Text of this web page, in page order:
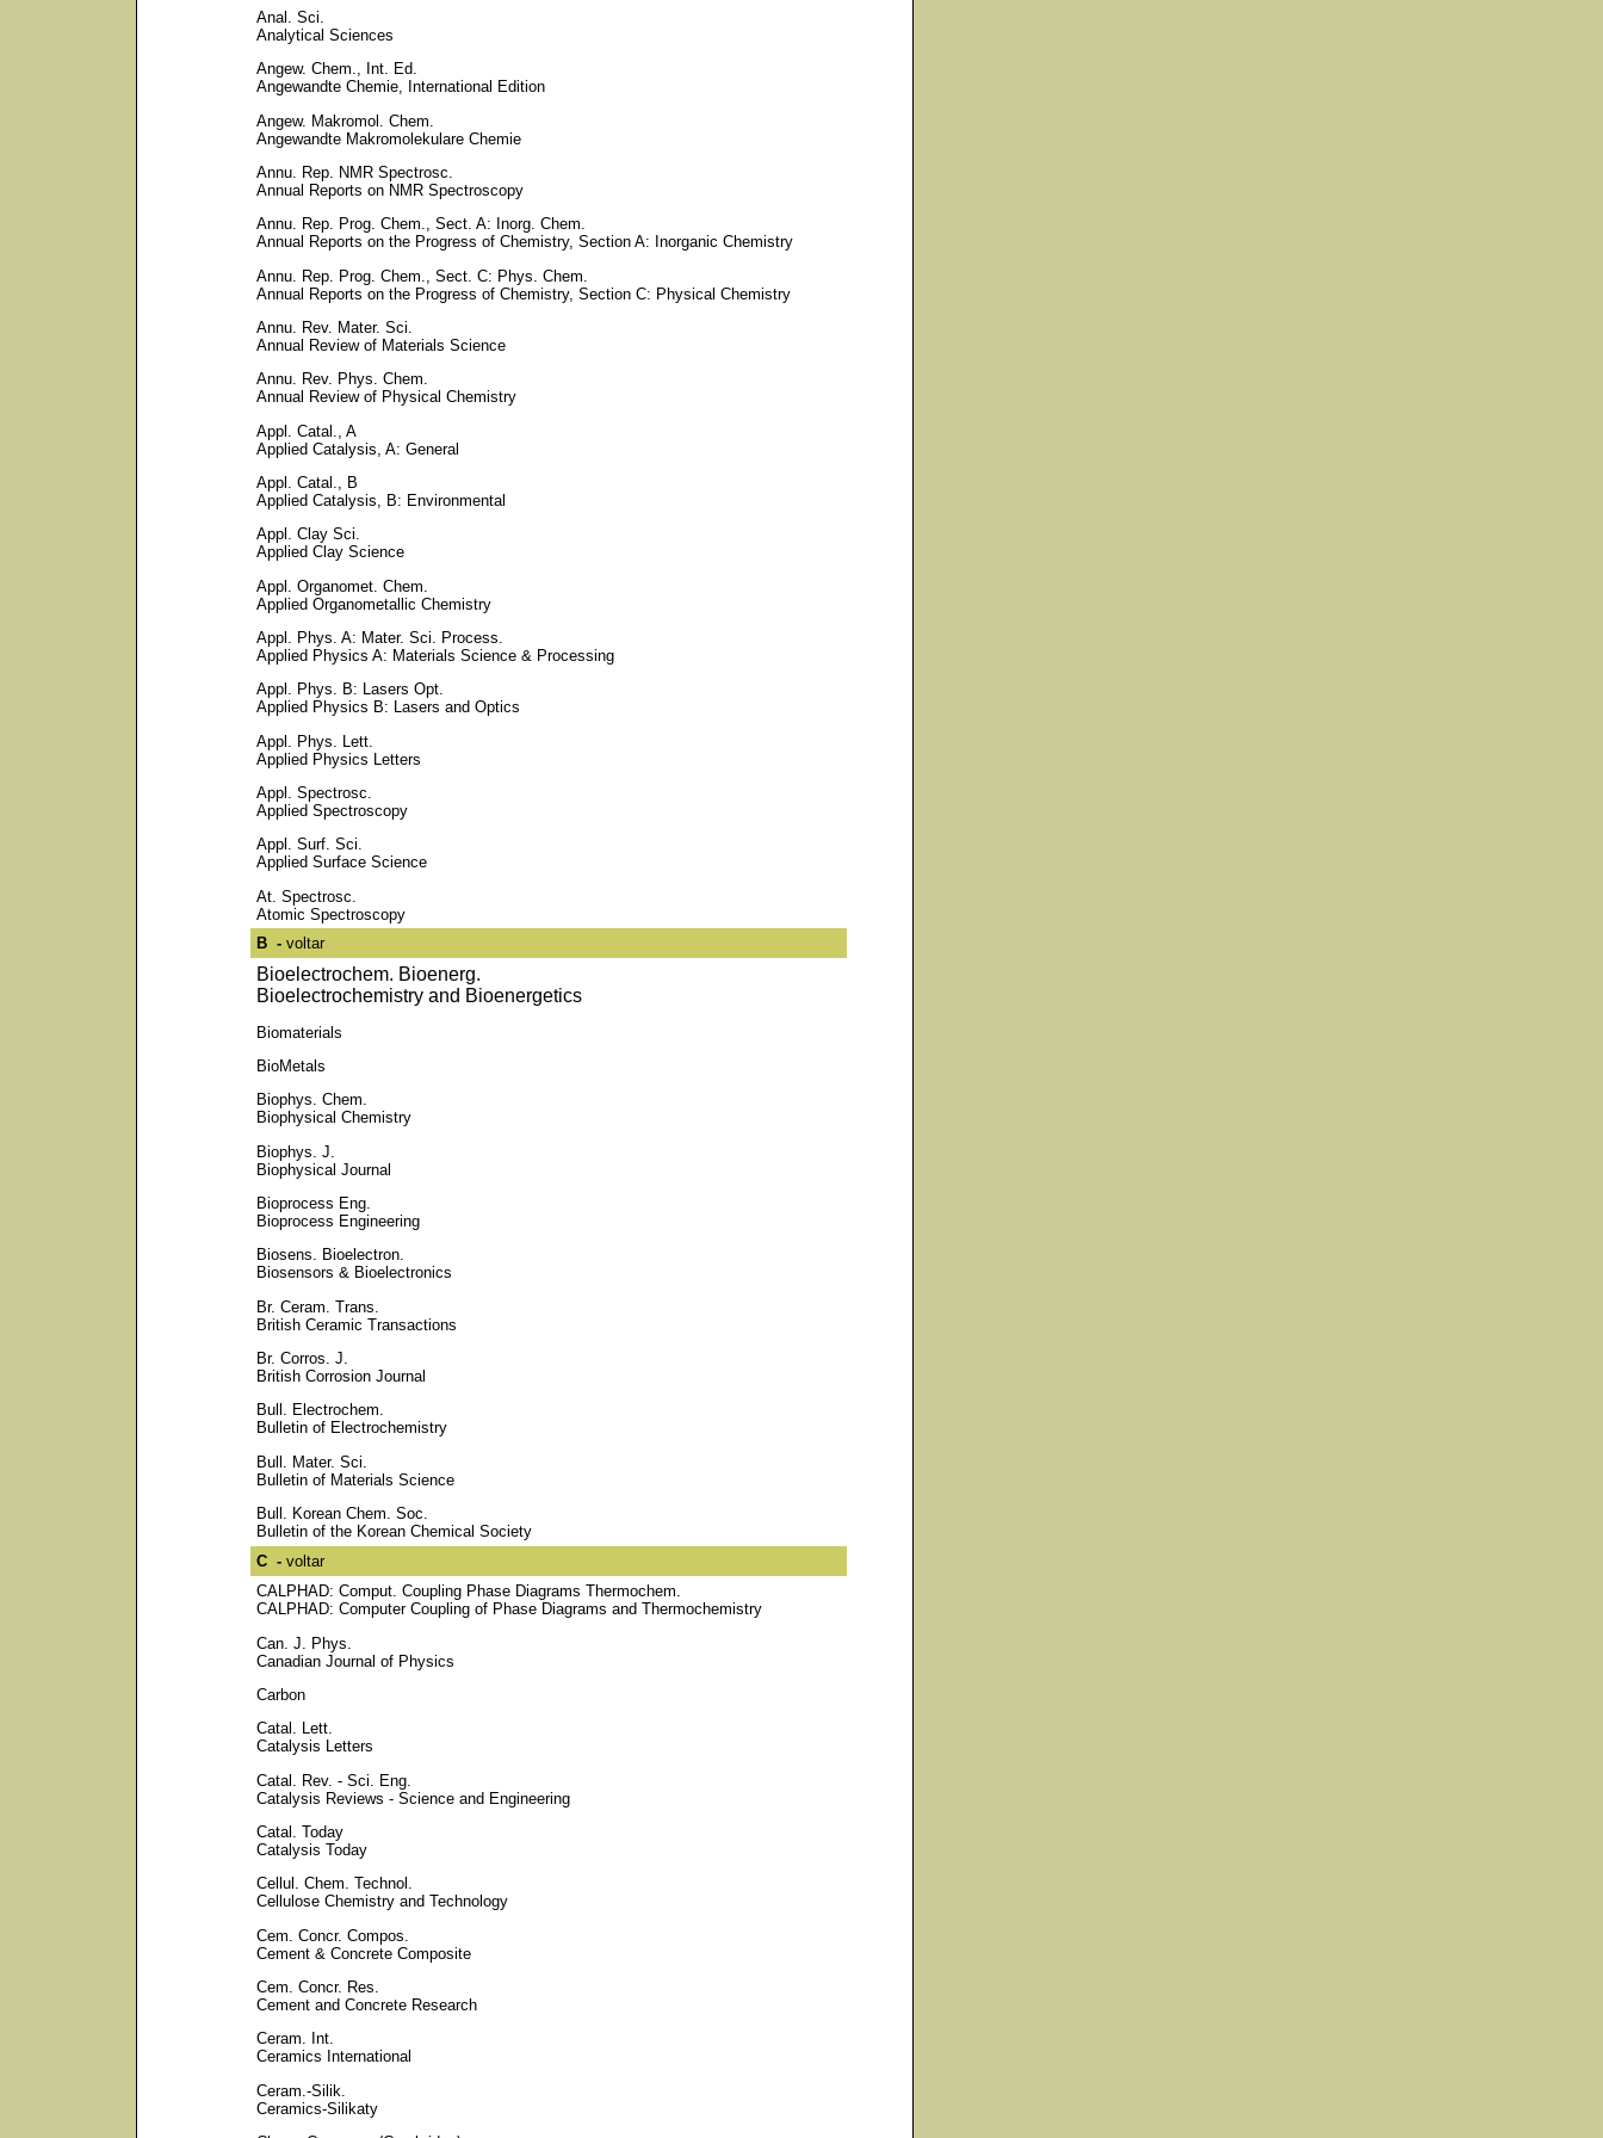
Anal. Sci.
Analytical Sciences
Angew. Chem., Int. Ed.
Angewandte Chemie, International Edition
Angew. Makromol. Chem.
Angewandte Makromolekulare Chemie
Annu. Rep. NMR Spectrosc.
Annual Reports on NMR Spectroscopy
Annu. Rep. Prog. Chem., Sect. A: Inorg. Chem.
Annual Reports on the Progress of Chemistry, Section A: Inorganic Chemistry
Annu. Rep. Prog. Chem., Sect. C: Phys. Chem.
Annual Reports on the Progress of Chemistry, Section C: Physical Chemistry
Annu. Rev. Mater. Sci.
Annual Review of Materials Science
Annu. Rev. Phys. Chem.
Annual Review of Physical Chemistry
Appl. Catal., A
Applied Catalysis, A: General
Appl. Catal., B
Applied Catalysis, B: Environmental
Appl. Clay Sci.
Applied Clay Science
Appl. Organomet. Chem.
Applied Organometallic Chemistry
Appl. Phys. A: Mater. Sci. Process.
Applied Physics A: Materials Science & Processing
Appl. Phys. B: Lasers Opt.
Applied Physics B: Lasers and Optics
Appl. Phys. Lett.
Applied Physics Letters
Appl. Spectrosc.
Applied Spectroscopy
Appl. Surf. Sci.
Applied Surface Science
At. Spectrosc.
Atomic Spectroscopy
B - voltar
Bioelectrochem. Bioenerg.
Bioelectrochemistry and Bioenergetics
Biomaterials
BioMetals
Biophys. Chem.
Biophysical Chemistry
Biophys. J.
Biophysical Journal
Bioprocess Eng.
Bioprocess Engineering
Biosens. Bioelectron.
Biosensors & Bioelectronics
Br. Ceram. Trans.
British Ceramic Transactions
Br. Corros. J.
British Corrosion Journal
Bull. Electrochem.
Bulletin of Electrochemistry
Bull. Mater. Sci.
Bulletin of Materials Science
Bull. Korean Chem. Soc.
Bulletin of the Korean Chemical Society
C - voltar
CALPHAD: Comput. Coupling Phase Diagrams Thermochem.
CALPHAD: Computer Coupling of Phase Diagrams and Thermochemistry
Can. J. Phys.
Canadian Journal of Physics
Carbon
Catal. Lett.
Catalysis Letters
Catal. Rev. - Sci. Eng.
Catalysis Reviews - Science and Engineering
Catal. Today
Catalysis Today
Cellul. Chem. Technol.
Cellulose Chemistry and Technology
Cem. Concr. Compos.
Cement & Concrete Composite
Cem. Concr. Res.
Cement and Concrete Research
Ceram. Int.
Ceramics International
Ceram.-Silik.
Ceramics-Silikaty